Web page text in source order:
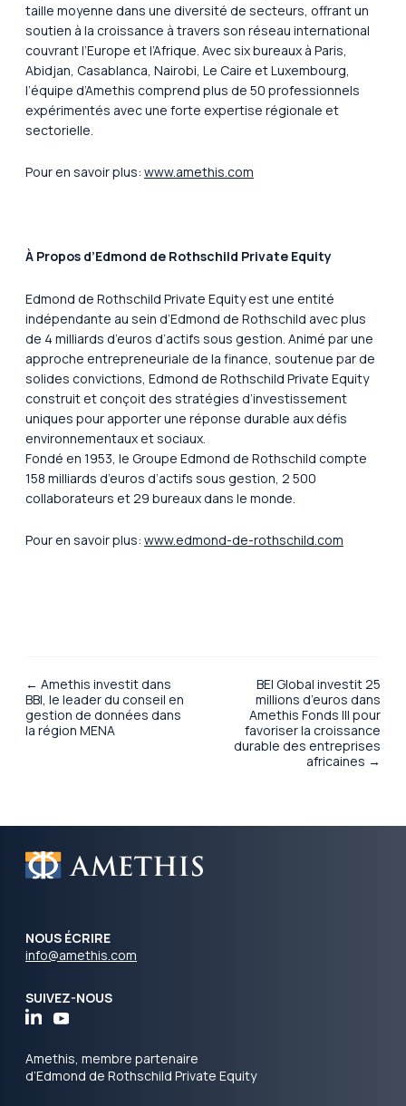
taille moyenne dans une diversité de secteurs, offrant un
soutien à la croissance à travers son réseau international
couvrant l’Europe et l’Afrique. Avec six bureaux à Paris,
Abidjan, Casablanca, Nairobi, Le Caire et Luxembourg,
l’équipe d’Amethis comprend plus de 50 professionnels
expérimentés avec une forte expertise régionale et
sectorielle.
Pour en savoir plus: www.amethis.com
À Propos d’Edmond de Rothschild Private Equity
Edmond de Rothschild Private Equity est une entité
indépendante au sein d’Edmond de Rothschild avec plus
de 4 milliards d’euros d’actifs sous gestion. Animé par une
approche entrepreneuriale de la finance, soutenue par de
solides convictions, Edmond de Rothschild Private Equity
construit et conçoit des stratégies d’investissement
uniques pour apporter une réponse durable aux défis
environnementaux et sociaux.
Fondé en 1953, le Groupe Edmond de Rothschild compte
158 milliards d’euros d’actifs sous gestion, 2 500
collaborateurs et 29 bureaux dans le monde.
Pour en savoir plus: www.edmond-de-rothschild.com
← Amethis investit dans
BBI, le leader du conseil en
gestion de données dans
la région MENA
BEI Global investit 25
millions d’euros dans
Amethis Fonds III pour
favoriser la croissance
durable des entreprises
africaines →
NOUS ÉCRIRE
info@amethis.com
SUIVEZ-NOUS
Amethis, membre partenaire
d’Edmond de Rothschild Private Equity